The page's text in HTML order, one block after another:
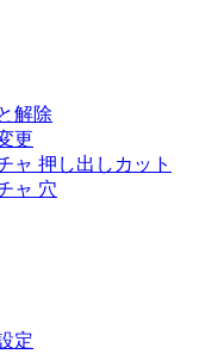
解除
更
ャ 押し出しカット
ャ 穴
定